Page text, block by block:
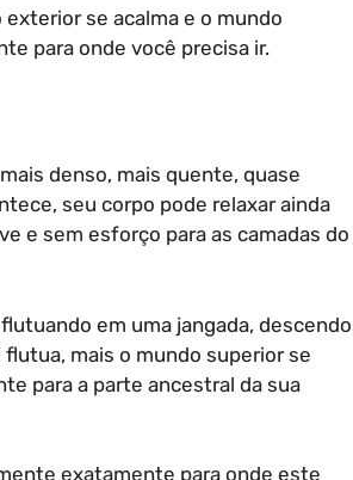
se acalma e o mundo
para onde você precisa ir.
denso, mais quente, quase
seu corpo pode relaxar ainda
e sem esforço para as camadas do
em uma jangada, descendo
mais o mundo superior se
para a parte ancestral da sua
exatamente para onde este